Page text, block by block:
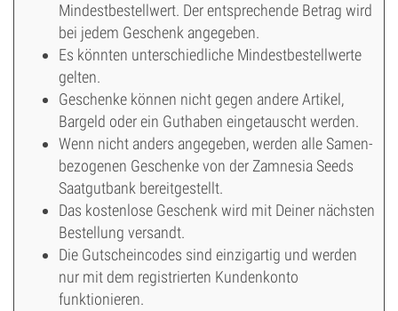
Mindestbestellwert. Der entsprechende Betrag wird
bei jedem Geschenk angegeben.
Es könnten unterschiedliche Mindestbestellwerte
gelten.
Geschenke können nicht gegen andere Artikel,
Bargeld oder ein Guthaben eingetauscht werden.
Wenn nicht anders angegeben, werden alle Samen-
bezogenen Geschenke von der Zamnesia Seeds
Saatgutbank bereitgestellt.
Das kostenlose Geschenk wird mit Deiner nächsten
Bestellung versandt.
Die Gutscheincodes sind einzigartig und werden
nur mit dem registrierten Kundenkonto
funktionieren.